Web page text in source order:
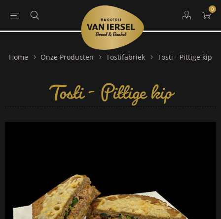
0
Home Onze Producten Tostifabriek Tosti - Pittige kip
Tosti - Pittige kip